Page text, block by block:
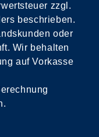
zzgl.
beschrieben.
oder
Wir behalten
auf Vorkasse